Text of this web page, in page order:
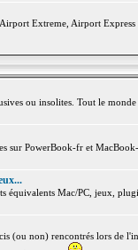
Extreme, Airport
ou insolites. Tout le
sur PowerBook-fr et
équivalents Mac/PC, jeux,
(ou non) rencontrés lors de